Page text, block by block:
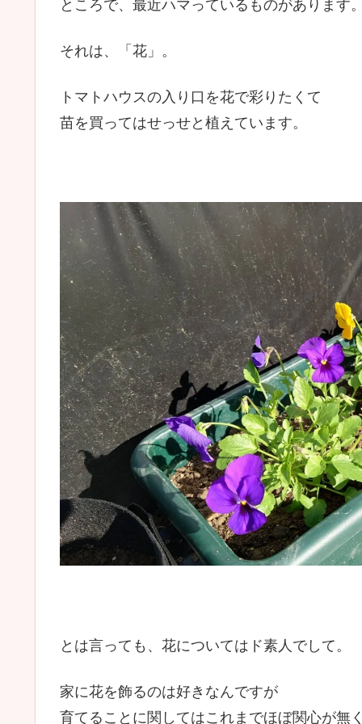
ところで、最近ハマっているものがあります
それは、「花」。
トマトハウスの入り口を花で彩りたくて
苗を買ってはせっせと植えています。
とは言っても、花についてはド素人でして。
家に花を飾るのは好きなんですが
育てることに関してはこれまでほぼ関心が無